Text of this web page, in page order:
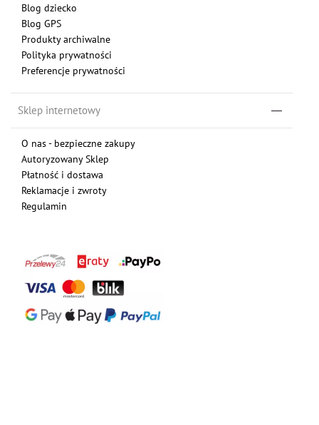
Blog dziecko
Blog GPS
Produkty archiwalne
Polityka prywatności
Preferencje prywatności
Sklep internetowy
O nas - bezpieczne zakupy
Autoryzowany Sklep
Płatność i dostawa
Reklamacje i zwroty
Regulamin